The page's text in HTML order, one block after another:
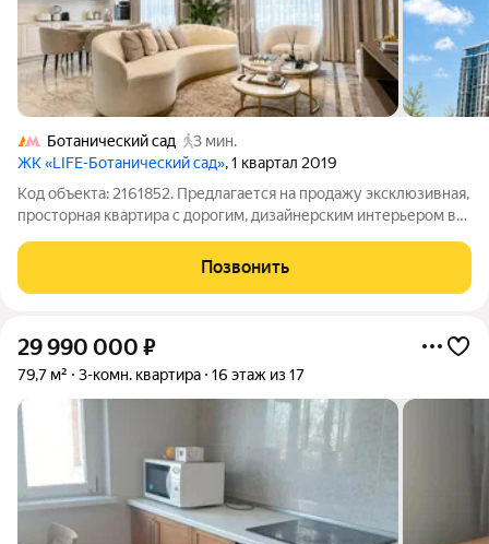
Ботанический сад
3 мин.
ЖК «LIFE-Ботанический cад», 1 квартал 2019
Код объекта: 2161852. Предлагается на продажу эксклюзивная,
просторная квартира с дорогим, дизайнерским интерьером в
подъезд 13. Дом расположен на третьей линии от дороги, в
ближайшей
Позвонить
29 990 000 ₽
79,7 м² 3-комн. квартира 16 этаж из 17